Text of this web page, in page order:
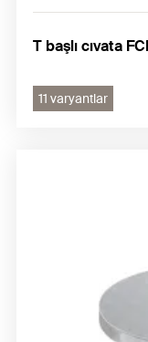
T başlı cıvata
11 varyantlar